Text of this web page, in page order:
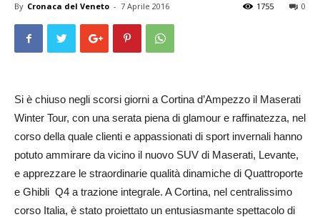
By Cronaca del Veneto - 7 Aprile 2016 0
1755
Si è chiuso negli scorsi giorni a Cortina d’Ampezzo il Maserati
Winter Tour, con una serata piena di glamour e raffinatezza, nel
corso della quale clienti e appassionati di sport invernali hanno
potuto ammirare da vicino il nuovo SUV di Maserati, Levante,
e apprezzare le straordinarie qualità dinamiche di Quattroporte
e Ghibli Q4 a trazione integrale. A Cortina, nel centralissimo
corso Italia, è stato proiettato un entusiasmante spettacolo di